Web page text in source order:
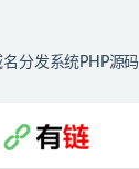
分发系统PHP源码